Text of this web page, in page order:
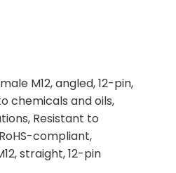
M12, angled, 12-pin,
chemicals and oils,
Resistant to
compliant,
straight, 12-pin